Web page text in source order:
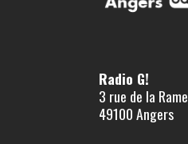
Radio G!
3 rue de la Rame
49100 Angers